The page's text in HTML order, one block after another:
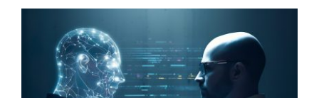
μεγαλύτερης
εικόνας